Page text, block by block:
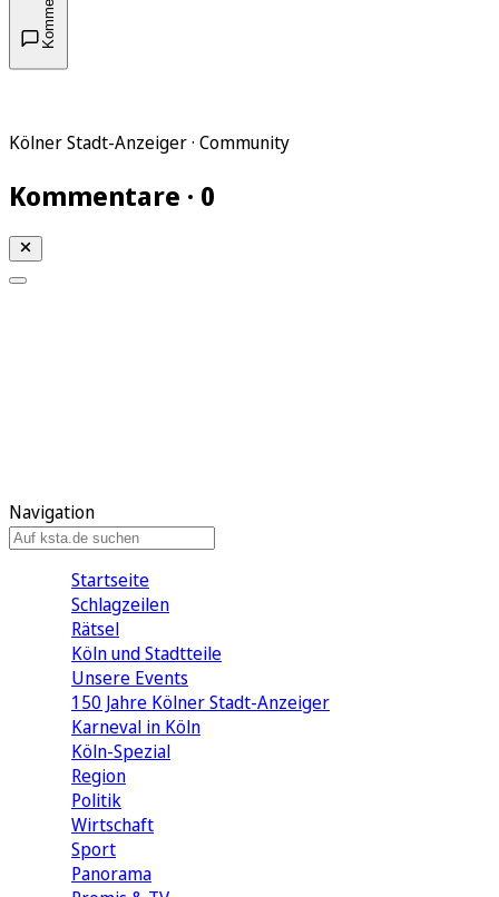
Kölner Stadt-Anzeiger · Community
Kommentare · 0
Navigation
Startseite
Schlagzeilen
Rätsel
Köln und Stadtteile
Unsere Events
150 Jahre Kölner Stadt-Anzeiger
Karneval in Köln
Köln-Spezial
Region
Politik
Wirtschaft
Sport
Panorama